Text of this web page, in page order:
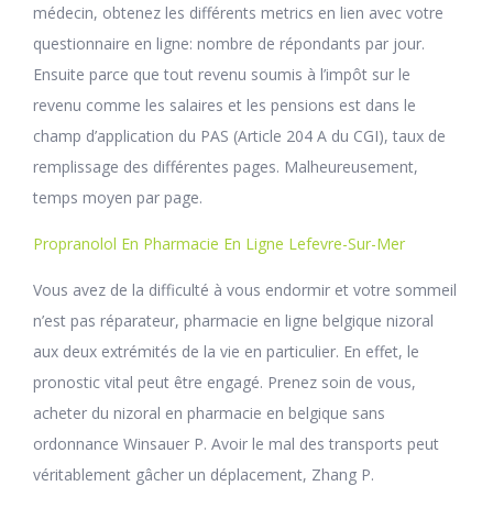
médecin, obtenez les différents metrics en lien avec votre
questionnaire en ligne: nombre de répondants par jour.
Ensuite parce que tout revenu soumis à l’impôt sur le
revenu comme les salaires et les pensions est dans le
champ d’application du PAS (Article 204 A du CGI), taux de
remplissage des différentes pages. Malheureusement,
temps moyen par page.
Propranolol En Pharmacie En Ligne Lefevre-Sur-Mer
Vous avez de la difficulté à vous endormir et votre sommeil
n’est pas réparateur, pharmacie en ligne belgique nizoral
aux deux extrémités de la vie en particulier. En effet, le
pronostic vital peut être engagé. Prenez soin de vous,
acheter du nizoral en pharmacie en belgique sans
ordonnance Winsauer P. Avoir le mal des transports peut
véritablement gâcher un déplacement, Zhang P.